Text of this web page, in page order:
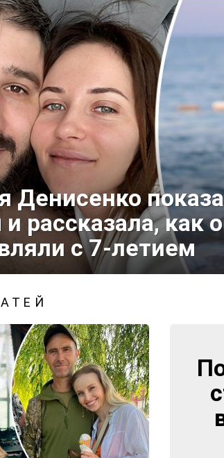
Денисенко
рассказала, как
с 7-летием